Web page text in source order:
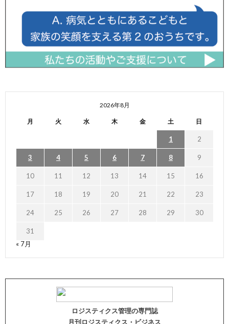
2026年8月
月 火 水 木 金 土 日
1 2
3 4 5 6 7 8 9
10 11 12 13 14 15 16
17 18 19 20 21 22 23
24 25 26 27 28 29 30
31
« 7月
ロジスティクス管理の専門誌
月刊ロジスティクス・ビジネス